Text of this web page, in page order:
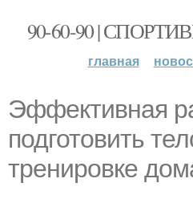
90-60-90 |
главная
Эффективная
подготовить
тренировке